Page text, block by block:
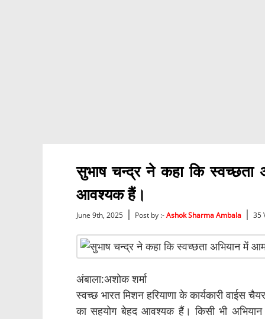
सुभाष चन्द्र ने कहा कि
आवश्यक हैं।
June 9th, 2025 | Post by :-Ashok Sharma Ambala | 35
अंबाला:अशोक शर्मा
स्वच्छ भारत मिशन हरियाणा के कार्यकारी वाईस
का सहयोग बेहद आवश्यक हैं। किसी भी